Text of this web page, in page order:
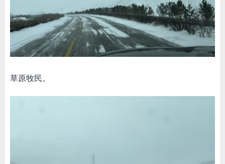
草原牧民。